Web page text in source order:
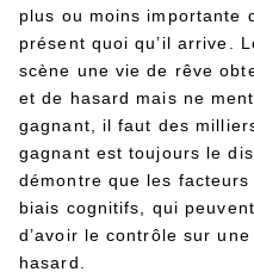
plus ou moins importante
présent quoi qu’il arrive.
scène une vie de rêve
et de hasard mais ne
gagnant, il faut des
gagnant est toujours le
démontre que les
biais cognitifs, qui
d’avoir le contrôle sur
hasard.